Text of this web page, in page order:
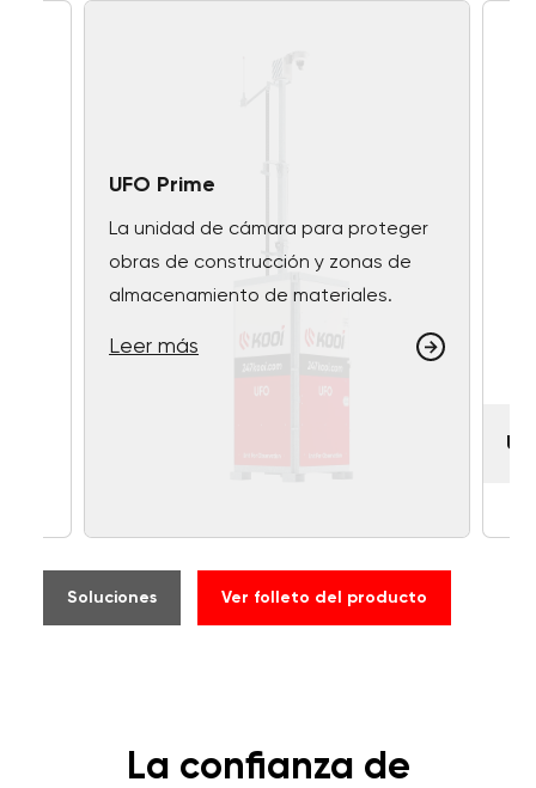
UFO Prime
La unidad de cámara para proteger
obras de construcción y zonas de
almacenamiento de materiales.
Leer más
Soluciones Ver folleto del producto
La confianza de